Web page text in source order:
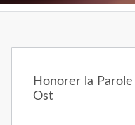
Honorer la
Ost